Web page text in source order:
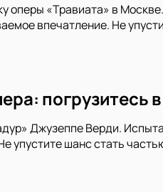
оперы «Травиата» в
впечатление. Не
погрузитесь
Джузеппе Верди.
упустите шанс стать